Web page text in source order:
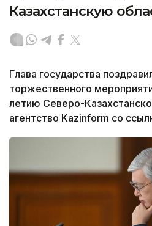
Казахстанскую
Глава государства
торжественного
летию Северо-
агентство Kazinform со